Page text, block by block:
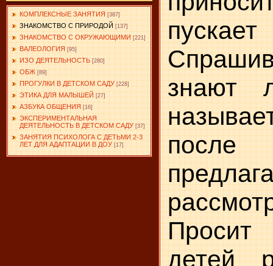
КОМПЛЕКСНЫЕ ЗАНЯТИЯ [387]
ЗНАКОМСТВО С ПРИРОДОЙ [137]
ЗНАКОМСТВО С ОКРУЖАЮЩИМИ [221]
ВАЛЕОЛОГИЯ [95]
ИЗО ДЕЯТЕЛЬНОСТЬ [280]
ОБЖ [89]
ПРОГУЛКИ В ДЕТСКОМ САДУ [228]
ЭТИКА ДЛЯ МАЛЫШЕЙ [27]
АЗБУКА ОБЩЕНИЯ [16]
ЭКСПЕРИМЕНТАЛЬНАЯ
ДЕЯТЕЛЬНОСТЬ В ДЕТСКОМ САДУ [37]
ЗАНЯТИЯ ПСИХОЛОГА С ДЕТЬМИ 2-3
ЛЕТ ДЛЯ АДАПТАЦИИ В ДОУ [17]
знают
Просит
детей